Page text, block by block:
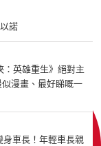
諾
：英雄重生》絕對主
漫畫、最好睇嘅一
身車長！年輕車長親